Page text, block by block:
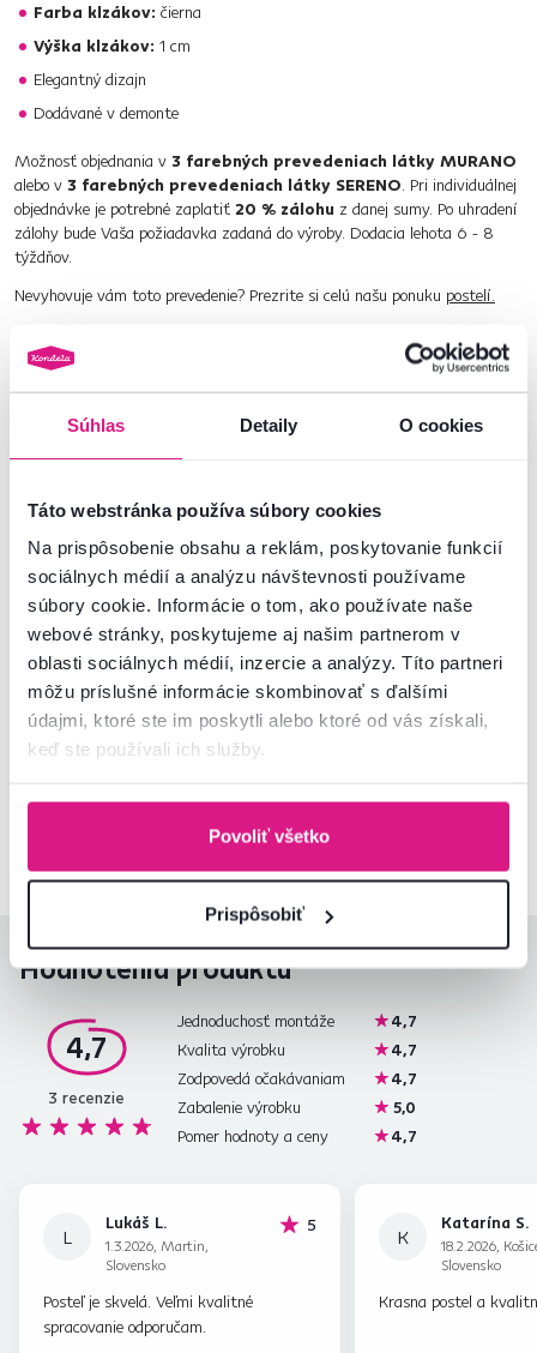
Súhlas Detaily O cookies
Táto webstránka používa súbory cookies
Na prispôsobenie obsahu a reklám, poskytovanie funkcií
sociálnych médií a analýzu návštevnosti používame
súbory cookie. Informácie o tom, ako používate naše
webové stránky, poskytujeme aj našim partnerom v
oblasti sociálnych médií, inzercie a analýzy. Títo partneri
môžu príslušné informácie skombinovať s ďalšími
údajmi, ktoré ste im poskytli alebo ktoré od vás získali,
keď ste používali ich služby.
Povoliť všetko
Prispôsobiť
Farba klzákov: čierna
Výška klzákov: 1 cm
Elegantný dizajn
Dodávané v demonte
Možnosť objednania v 3 farebných prevedeniach látky MURANO
alebo v 3 farebných prevedeniach látky SERENO. Pri individuálnej
objednávke je potrebné zaplatiť 20 % zálohu z danej sumy. Po uhradení
zálohy bude Vaša požiadavka zadaná do výroby. Dodacia lehota 6 - 8
týždňov.
Nevyhovuje vám toto prevedenie? Prezrite si celú našu ponuku postelí.
Číslo produktu : 0000415124
Základné parametre
Rozmery a špecifikácie
Informácie o balení
Montážny návod
Nenašli ste požadované informácie?
Hodnotenia produktu
4,7
3 recenzie
Jednoduchosť montáže
4,7
Kvalita výrobku
4,7
Zodpovedá očakávaniam
4,7
Zabalenie výrobku
5,0
Pomer hodnoty a ceny
4,7
L
Lukáš L.
1.3.2026, Martin,
Slovensko
5hviezdičiek
Posteľ je skvelá. Veľmi kvalitné
spracovanie odporučam.
K
Katarína S.
18.2.2026,
Slovensko
Krasna postel a